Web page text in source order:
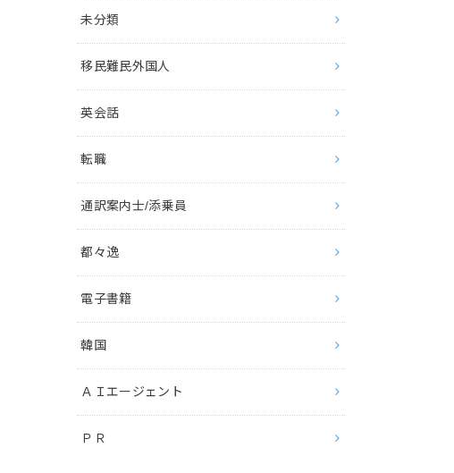
未分類
移民難民外国人
英会話
転職
通訳案内士/添乗員
都々逸
電子書籍
韓国
ＡＩエージェント
ＰＲ